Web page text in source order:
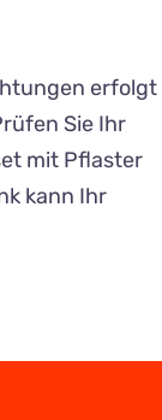
erfolgt
Sie Ihr
mit Pflaster
kann Ihr